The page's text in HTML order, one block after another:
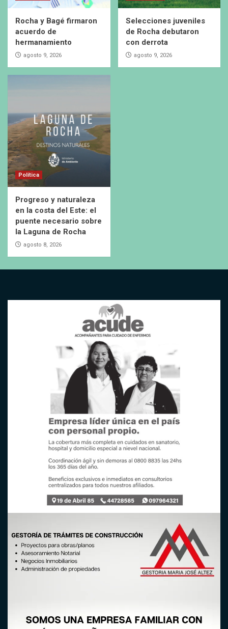
Rocha y Bagé firmaron
acuerdo de
hermanamiento
agosto 9, 2026
Selecciones juveniles
de Rocha debutaron
con derrota
agosto 9, 2026
Política
Progreso y naturaleza
en la costa del Este: el
puente necesario sobre
la Laguna de Rocha
agosto 8, 2026